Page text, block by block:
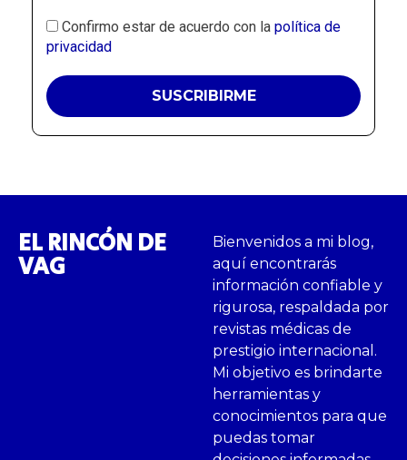
Confirmo estar de acuerdo con la política de
privacidad
EL RINCÓN DE
VAG
Bienvenidos a mi blog,
aquí encontrarás
información confiable y
rigurosa, respaldada por
revistas médicas de
prestigio internacional.
Mi objetivo es brindarte
herramientas y
conocimientos para que
puedas tomar